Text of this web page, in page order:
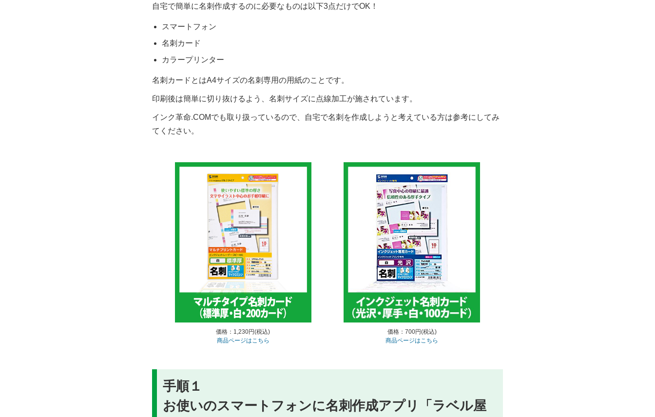
自宅で簡単に名刺作成するのに必要なものは以下3点だけでOK！
スマートフォン
名刺カード
カラープリンター
名刺カードとはA4サイズの名刺専用の用紙のことです。
印刷後は簡単に切り抜けるよう、名刺サイズに点線加工が施されています。
インク革命.COMでも取り扱っているので、自宅で名刺を作成しようと考えている方は参考にしてみ
てください。
価格：1,230円(税込)
商品ページはこちら
価格：700円(税込)
商品ページはこちら
手順１
お使いのスマートフォンに名刺作成アプリ「ラベル屋